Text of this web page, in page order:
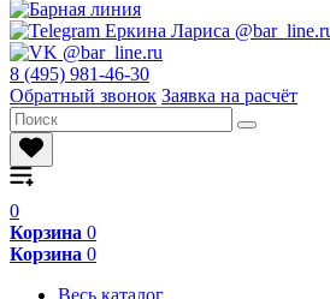
8 (495) 981-46-30
Обратный звонок Заявка на расчёт
0
Корзина 0
Корзина 0
Весь каталог